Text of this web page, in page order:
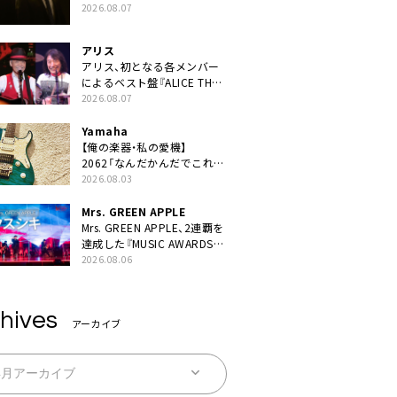
ン曲「音銀河」リリース決定。
2026.08.07
アリス
アリス、初となる各メンバー
によるベスト盤『ALICE THE
BEST “TORILOGY”』リリー
2026.08.07
Yamaha
【俺の楽器・私の愛機】
2062「なんだかんだでこれが
1番」
2026.08.03
Mrs. GREEN APPLE
Mrs. GREEN APPLE、2連覇を
達成した『MUSIC AWARDS
JAPAN 2026』での「クスシ
2026.08.06
アーカイブ